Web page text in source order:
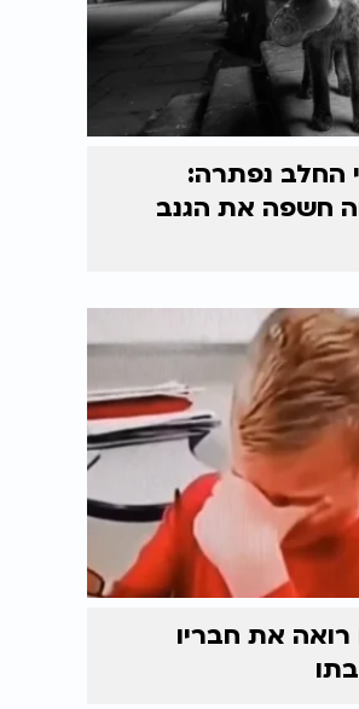
החלב נפתרה:
חשפה את הגנב
רואה את חבריו